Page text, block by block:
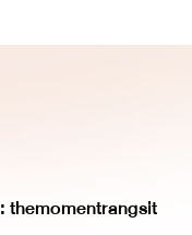
: themomentrangsit